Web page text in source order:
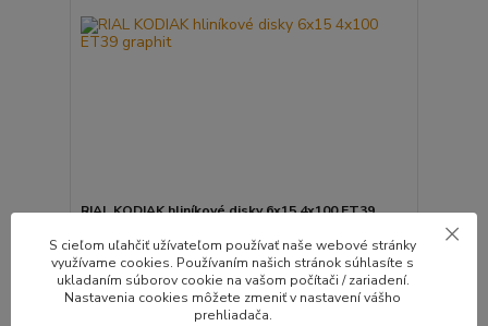
RIAL KODIAK hliníkové disky 6x15 4x100 ET39
Kvalitná Nemecká značka kolies s TUV certifikátmi ...
ks
Do 7 dní | Doprava
4ks zadarmo |
S cieľom uľahčiť užívateľom používať naše webové stránky
využívame cookies. Používaním našich stránok súhlasíte s
ukladaním súborov cookie na vašom počítači / zariadení.
Nastavenia cookies môžete zmeniť v nastavení vášho
prehliadača.